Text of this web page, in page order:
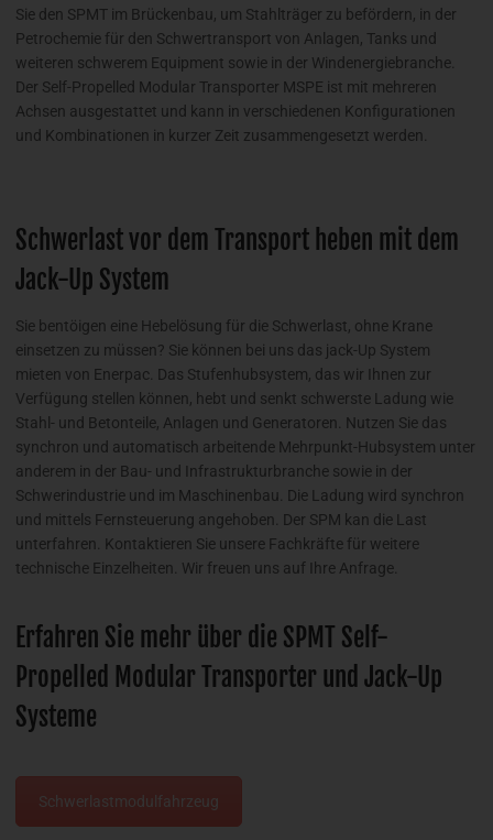
Sie den SPMT im Brückenbau, um Stahlträger zu befördern, in der
Petrochemie für den Schwertransport von Anlagen, Tanks und
weiteren schwerem Equipment sowie in der Windenergiebranche.
Der Self-Propelled Modular Transporter MSPE ist mit mehreren
Achsen ausgestattet und kann in verschiedenen Konfigurationen
und Kombinationen in kurzer Zeit zusammengesetzt werden.
Schwerlast vor dem Transport heben mit dem
Jack-Up System
Sie bentöigen eine Hebelösung für die Schwerlast, ohne Krane
einsetzen zu müssen? Sie können bei uns das jack-Up System
mieten von Enerpac. Das Stufenhubsystem, das wir Ihnen zur
Verfügung stellen können, hebt und senkt schwerste Ladung wie
Stahl- und Betonteile, Anlagen und Generatoren. Nutzen Sie das
synchron und automatisch arbeitende Mehrpunkt-Hubsystem unter
anderem in der Bau- und Infrastrukturbranche sowie in der
Schwerindustrie und im Maschinenbau. Die Ladung wird synchron
und mittels Fernsteuerung angehoben. Der SPM kan die Last
unterfahren. Kontaktieren Sie unsere Fachkräfte für weitere
technische Einzelheiten. Wir freuen uns auf Ihre Anfrage.
Erfahren Sie mehr über die SPMT Self-
Propelled Modular Transporter und Jack-Up
Systeme
Schwerlastmodulfahrzeug